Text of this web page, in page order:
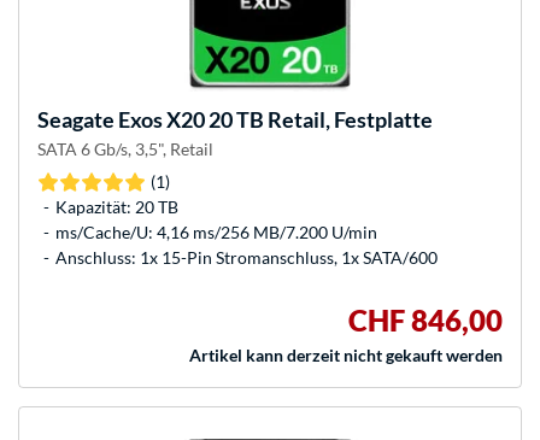
Seagate Exos X20 20 TB Retail, Festplatte
SATA 6 Gb/s, 3,5", Retail
(1)
Kapazität: 20 TB
ms/Cache/U: 4,16 ms/256 MB/7.200 U/min
Anschluss: 1x 15-Pin Stromanschluss, 1x SATA/600
CHF 846,00
Artikel kann derzeit nicht gekauft werden